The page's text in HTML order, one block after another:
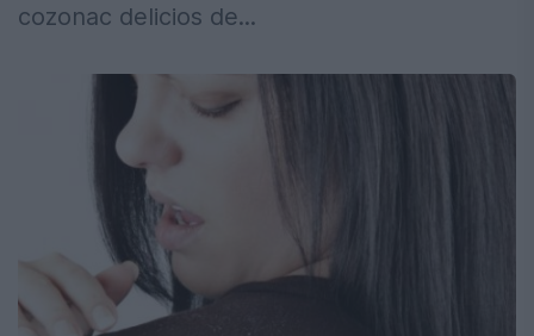
cozonac delicios de...